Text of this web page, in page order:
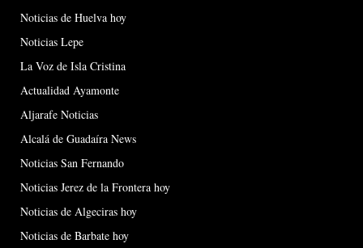
Noticias de Huelva hoy
Noticias Lepe
La Voz de Isla Cristina
Actualidad Ayamonte
Aljarafe Noticias
Alcalá de Guadaíra News
Noticias San Fernando
Noticias Jerez de la Frontera hoy
Noticias de Algeciras hoy
Noticias de Barbate hoy